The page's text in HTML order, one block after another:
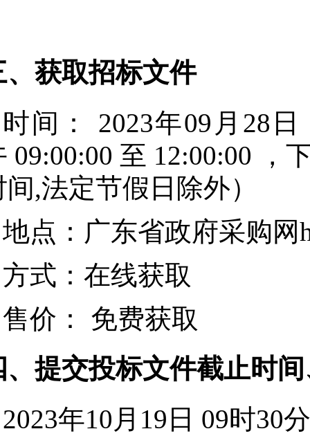
、获取招标文件
时间：
2023年09月28日
09:00:00 至 12:00:00
，
间,法定节假日除外）
地点： 广东省政府采购网
方式： 在线获取
售价：
免费获取
、提交投标文件截止时
2023年10月19日 09时30